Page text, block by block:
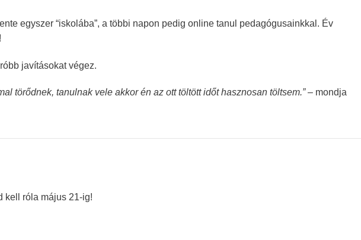
egyszer “iskolába”, a többi napon pedig online tanul pedagógusainkkal. Év
javításokat végez.
törődnek, tanulnak vele akkor én az ott töltött időt hasznosan töltsem.”– mondja
kell róla május 21-ig!